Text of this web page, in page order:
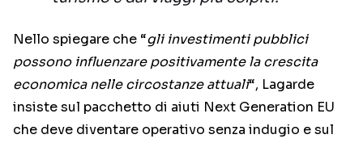
Nello spiegare che “gli investimenti pubblici
possono influenzare positivamente la crescita
economica nelle circostanze attuali“, Lagarde
insiste sul pacchetto di aiuti Next Generation EU
che deve diventare operativo senza indugio e sul